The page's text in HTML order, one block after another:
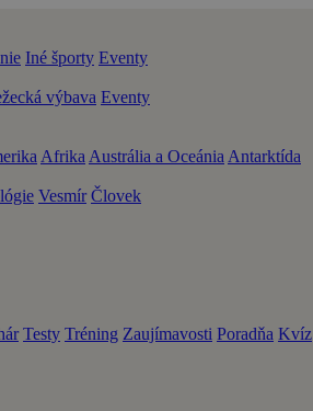
Iné športy Eventy
výbava Eventy
Afrika Austrália a Oceánia Antarktída
Vesmír Človek
Testy Tréning Zaujímavosti Poradňa Kvíz